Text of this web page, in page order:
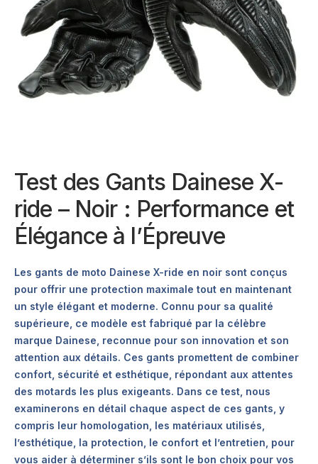
Test des Gants Dainese X-
ride – Noir : Performance et
Élégance à l’Épreuve
Les gants de moto Dainese X-ride en noir sont conçus
pour offrir une protection maximale tout en maintenant
un style élégant et moderne. Connu pour sa qualité
supérieure, ce modèle est fabriqué par la célèbre
marque Dainese, reconnue pour son innovation et son
attention aux détails. Ces gants promettent de combiner
confort, sécurité et esthétique, répondant aux attentes
des motards les plus exigeants. Dans ce test, nous
examinerons en détail chaque aspect de ces gants, y
compris leur homologation, les matériaux utilisés,
l’esthétique, la protection, le confort et l’entretien, pour
vous aider à déterminer s’ils sont le bon choix pour vos